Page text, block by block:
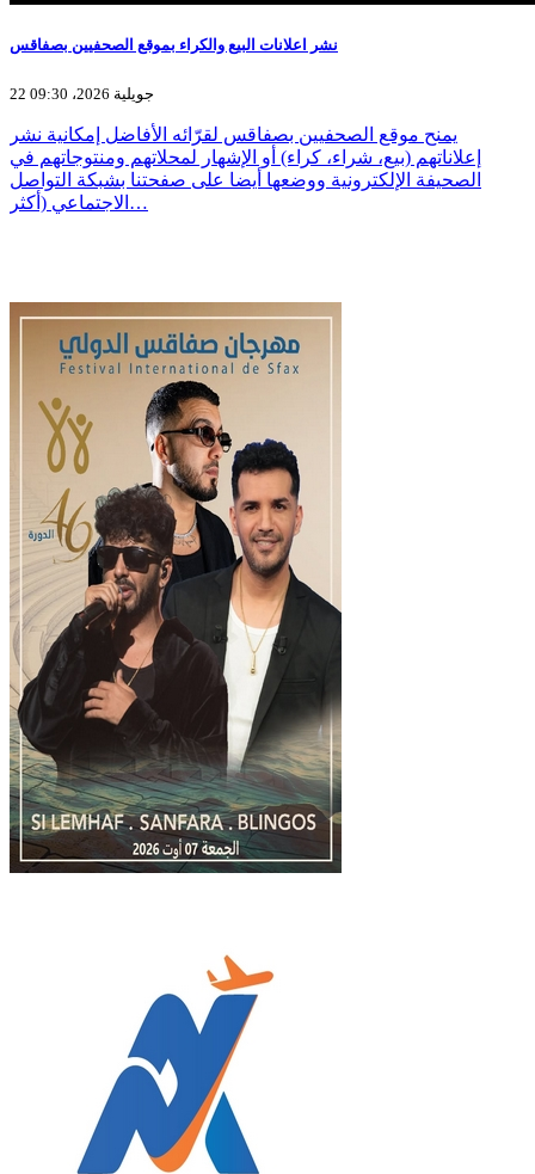
نشر اعلانات البيع والكراء بموقع الصحفيين بصفاقس
22 جويلية 2026، 09:30
يمنح موقع الصحفيين بصفاقس لقرّائه الأفاضل إمكانية نشر
إعلاناتهم (بيع، شراء، كراء) أو الإشهار لمحلاتهم ومنتوجاتهم في
الصحيفة الإلكترونية ووضعها أيضا على صفحتنا بشبكة التواصل
الاجتماعي (أكثر…